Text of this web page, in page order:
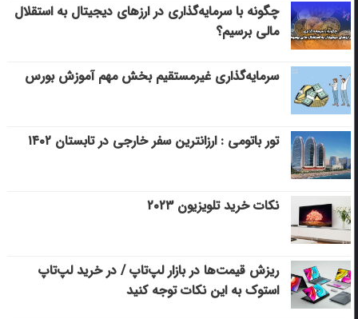
چگونه با سرمایه‌گذاری در ارزهای دیجیتال به استقلال
مالی برسیم؟
سرمایه‌گذاری غیرمستقیم بخش مهم آموزش بورس
تور باتومی : ارزانترین سفر خارجی در تابستان ۱۴۰۲
نکات خرید تلویزیون ۲۰۲۳
ریزش قیمت‌ها در بازار لپ‌تاپ / در خرید لپ‌تاپ
استوک به این نکات توجه کنید